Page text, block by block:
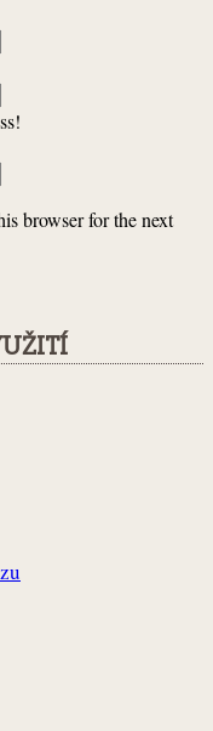
browser for the next